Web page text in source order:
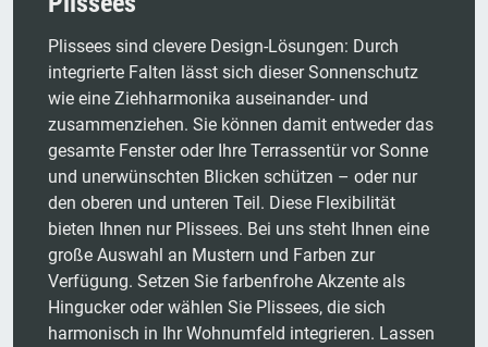
Plissees sind clevere Design-Lösungen: Durch
integrierte Falten lässt sich dieser Sonnenschutz
wie eine Ziehharmonika auseinander- und
zusammenziehen. Sie können damit entweder das
gesamte Fenster oder Ihre Terrassentür vor Sonne
und unerwünschten Blicken schützen – oder nur
den oberen und unteren Teil. Diese Flexibilität
bieten Ihnen nur Plissees. Bei uns steht Ihnen eine
große Auswahl an Mustern und Farben zur
Verfügung. Setzen Sie farbenfrohe Akzente als
Hingucker oder wählen Sie Plissees, die sich
harmonisch in Ihr Wohnumfeld integrieren. Lassen